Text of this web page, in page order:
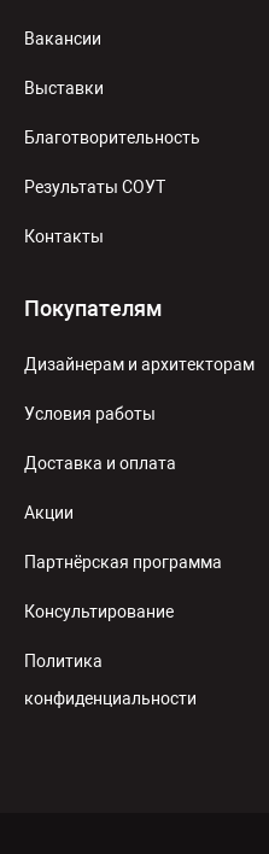
Вакансии
Выставки
Благотворительность
Результаты СОУТ
Контакты
Покупателям
Дизайнерам и архитекторам
Условия работы
Доставка и оплата
Акции
Партнёрская программа
Консультирование
Политика
конфиденциальности